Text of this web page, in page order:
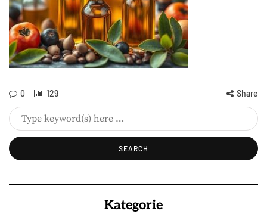
0 129 Share
Kategorie